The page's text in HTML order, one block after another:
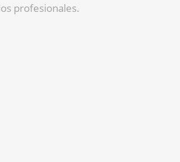
profesionales.